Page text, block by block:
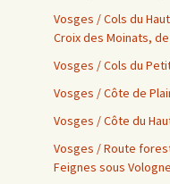
Vosges / Cols du
Croix des Moinats,
Vosges / Cols du
Vosges / Côte de
Vosges / Côte du
Vosges / Route
Feignes sous